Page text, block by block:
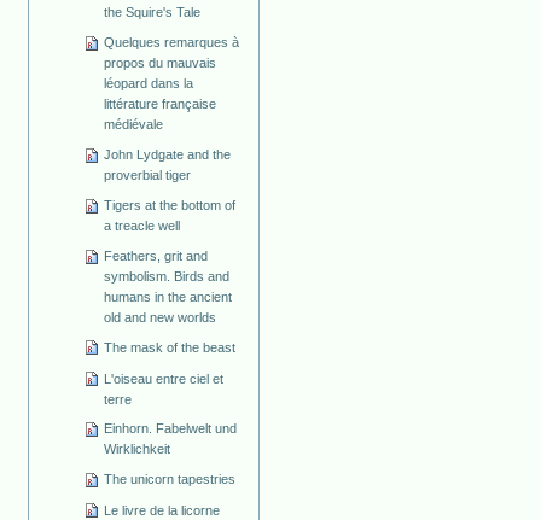
the Squire's Tale
Quelques remarques à
propos du mauvais
léopard dans la
littérature française
médiévale
John Lydgate and the
proverbial tiger
Tigers at the bottom of
a treacle well
Feathers, grit and
symbolism. Birds and
humans in the ancient
old and new worlds
The mask of the beast
L'oiseau entre ciel et
terre
Einhorn. Fabelwelt und
Wirklichkeit
The unicorn tapestries
Le livre de la licorne